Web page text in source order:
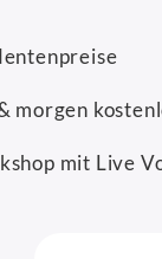
morgen
mit Live